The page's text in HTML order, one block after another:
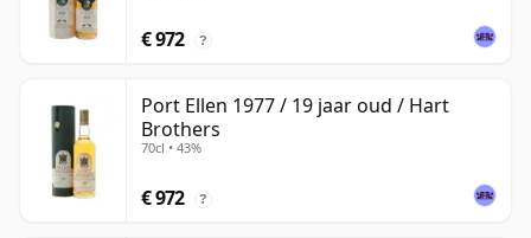
€ 972 ?
Port Ellen 1977 / 19 jaar oud / Hart
Brothers
70cl • 43%
€ 972 ?